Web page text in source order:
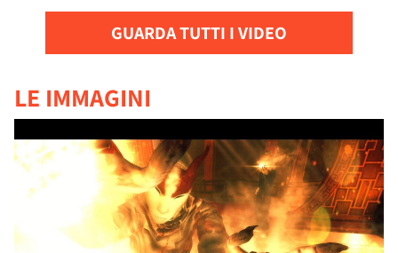
GUARDA TUTTI I VIDEO
LE IMMAGINI